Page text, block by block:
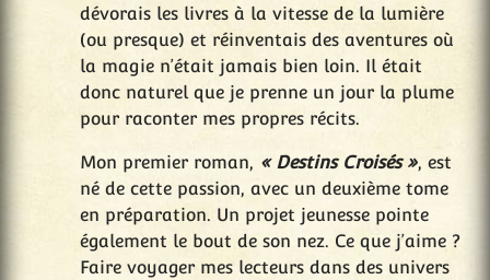
dévorais les livres à la vitesse de la lumière
(ou presque) et réinventais des aventures où
la magie n’était jamais bien loin. Il était
donc naturel que je prenne un jour la plume
pour raconter mes propres récits.
Mon premier roman, « Destins Croisés », est
né de cette passion, avec un deuxième tome
en préparation. Un projet jeunesse pointe
également le bout de son nez. Ce que j’aime ?
Faire voyager mes lecteurs dans des univers